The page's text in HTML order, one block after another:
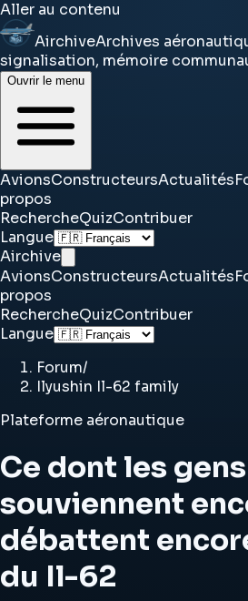
Aller au contenu
AirchiveArchives
signalisation, mémoire
Ouvrir le menu
AvionsConstructeursActualités
propos
RechercheQuizContribuer
Langue
Airchive
AvionsConstructeursActualités
propos
RechercheQuizContribuer
Langue
Forum/
Ilyushin Il-62 family
Plateforme aéronautique
Ce dont les
souviennent
débattent
du Il-62